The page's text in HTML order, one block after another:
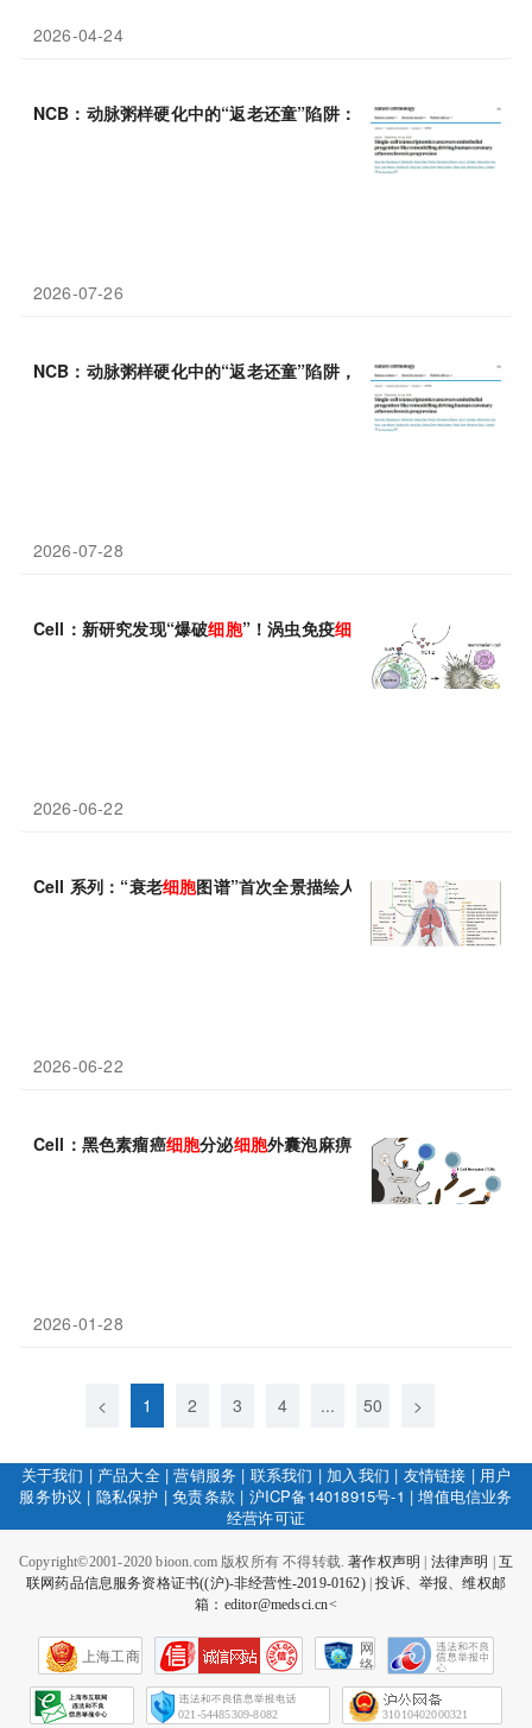
2026-04-24
NCB：动脉粥样硬化中的“返老还童”陷阱：郑哲/王利发现内皮 细胞
2026-07-26
NCB：动脉粥样硬化中的“返老还童”陷阱，郑哲/王利发现内皮 细胞
2026-07-28
Cell：新研究发现“爆破细胞”！涡虫免疫细胞 数分钟内自爆杀敌，
2026-06-22
Cell 系列：“衰老细胞图谱”首次全景描绘人体衰老细胞，为靶向清
2026-06-22
Cell：黑色素瘤癌细胞分泌细胞外囊泡麻痹免疫细胞
2026-01-28
< 1 2 3 4 ... 50 >
关于我们 | 产品大全|营销服务 | 联系我们 | 加入我们 | 友情链接 | 用户
服务协议 | 隐私保护 |免责条款 | 沪ICP备14018915号-1 |增值电信业务
经营许可证
Copyright©2001-2020 bioon.com 版权所有 不得转载.著作权声明 法律声明
互
联网药品信息服务资格证书((沪)-非经营性-2019-0162)|投诉、举报、维权邮
箱：editor@medsci.cn<
上海工商
网
络
会
征
021-54485309-8082 31010402000321